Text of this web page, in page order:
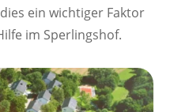
ein wichtiger Faktor
im Sperlingshof.